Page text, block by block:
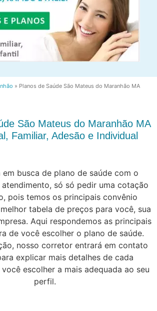
» Planos de Saúde São Mateus do Maranhão MA
São Mateus do Maranhão MA
Familiar, Adesão e Individual
em busca de plano de saúde com o
só só pedir uma cotação
pois temos os principais convênio
tabela de preços para você, sua
Aqui respondemos as principais
de você escolher o plano de saúde.
nosso corretor entrará em contato
explicar mais detalhes de cada
escolher a mais adequada ao seu
perfil.